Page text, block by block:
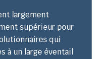
largement
supérieur pour
qui
à un large éventail